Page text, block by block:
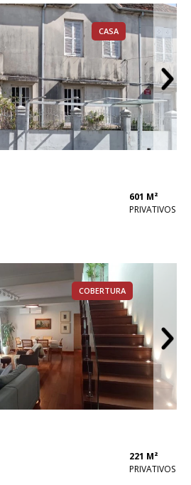
CASA
601 M²
PRIVATIVOS
COBERTURA
221 M²
PRIVATIVOS